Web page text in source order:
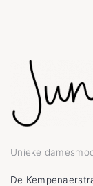
Unieke
De